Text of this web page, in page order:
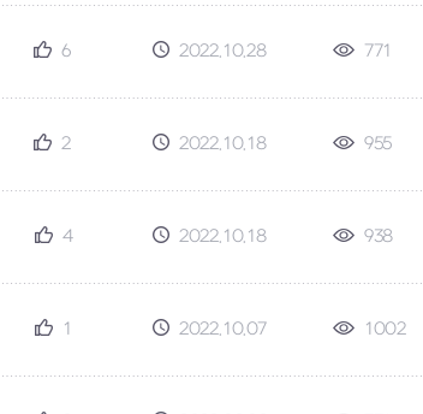
6 2022.10.28 771
2 2022.10.18 955
4 2022.10.18 938
1 2022.10.07 1002